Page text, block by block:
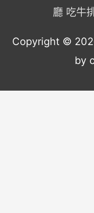
廳 吃牛
Copyright ©
by